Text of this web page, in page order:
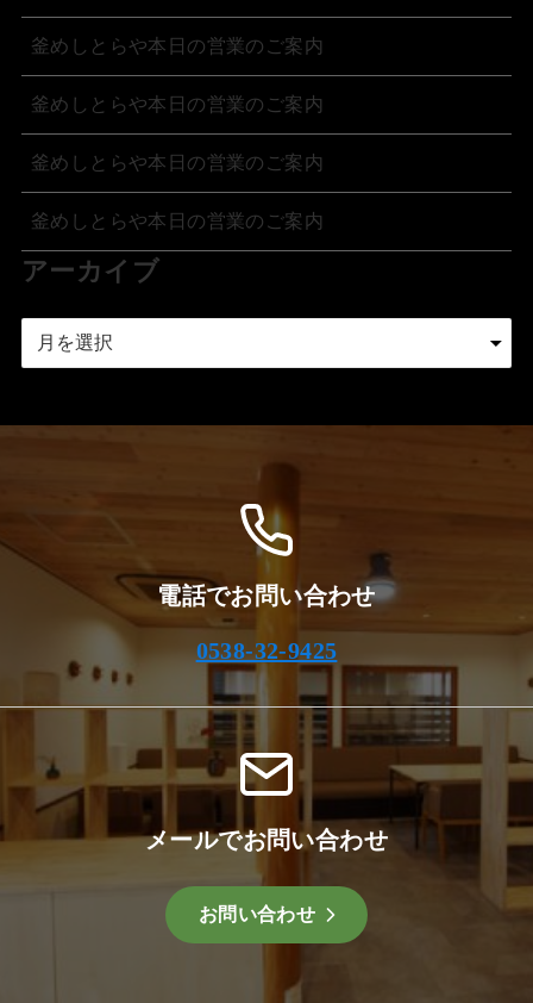
釜めしとらや本日の営業のご案内
釜めしとらや本日の営業のご案内
釜めしとらや本日の営業のご案内
釜めしとらや本日の営業のご案内
アーカイブ
電話でお問い合わせ
0538-32-9425
メールでお問い合わせ
お問い合わせ